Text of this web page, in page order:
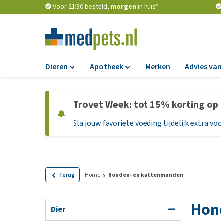
Voor 21:30 besteld, morgen in huis*
Dieren
Hondenbrokken
Natvoer
Graanvrij
Glutenvrij
Apotheek
Vlooien en teken
Ontworming
Probiotica en
Medische
Merken Advies
Trovet Week: tot 15% korting
Sla jouw favoriete voeding tijdelijk extra
Terug Home Honden- en kattenmanden
Dier